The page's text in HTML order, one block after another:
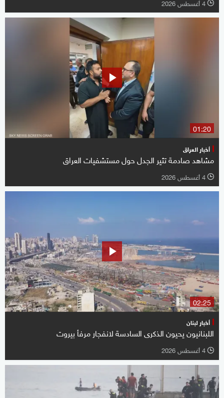
l 4 أغسطس 2026
01:20
أخبار العراق
مشاهد صادمة تثير الجدل حول مستشفيات العراق
l 4 أغسطس 2026
02:25
أخبار لبنان
اللبنانيون يحيون الذكرى السادسة لانفجار مرفأ بيروت
l 4 أغسطس 2026